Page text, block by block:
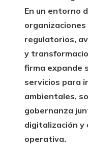
En un entorno
regulatorios,
y
firma expande
servicios para
ambientales,
gobernanza
digitalización y
operativa.